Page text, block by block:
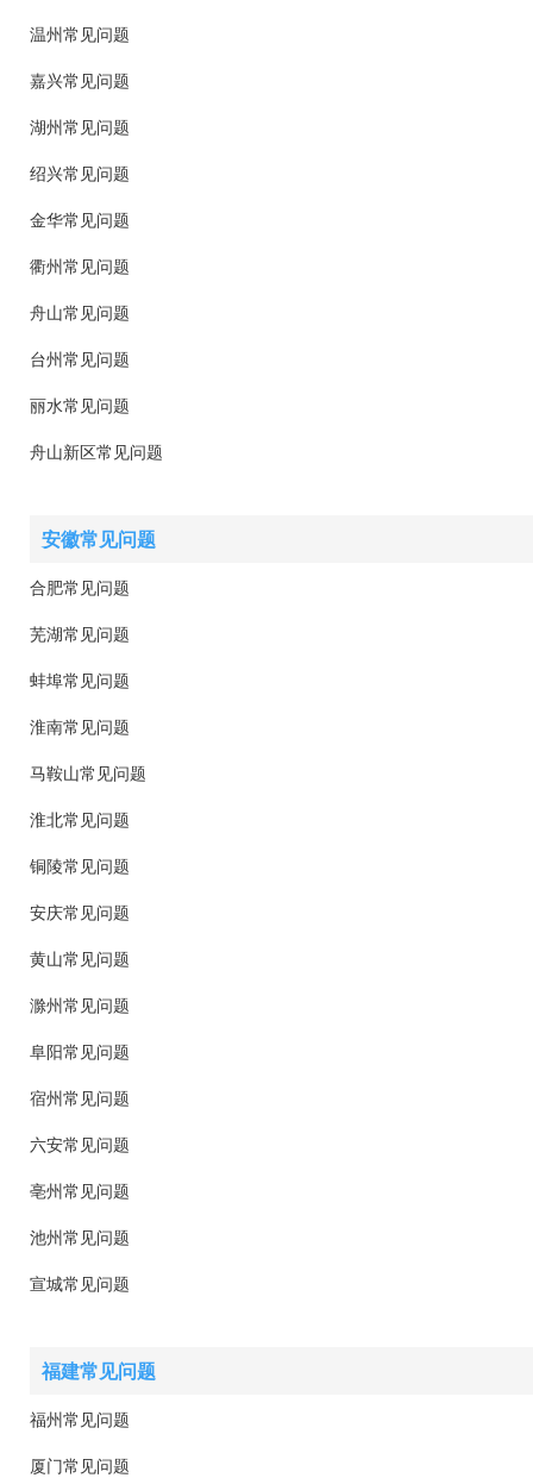
温州常见问题
嘉兴常见问题
湖州常见问题
绍兴常见问题
金华常见问题
衢州常见问题
舟山常见问题
台州常见问题
丽水常见问题
舟山新区常见问题
安徽常见问题
合肥常见问题
芜湖常见问题
蚌埠常见问题
淮南常见问题
马鞍山常见问题
淮北常见问题
铜陵常见问题
安庆常见问题
黄山常见问题
滁州常见问题
阜阳常见问题
宿州常见问题
六安常见问题
亳州常见问题
池州常见问题
宣城常见问题
福建常见问题
福州常见问题
厦门常见问题